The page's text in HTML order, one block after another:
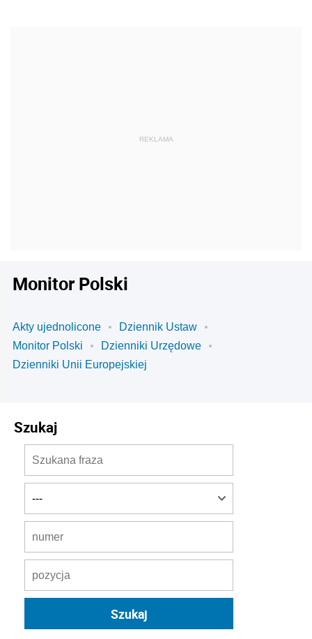
Monitor Polski
Akty ujednolicone
Dziennik Ustaw
Monitor Polski
Dzienniki Urzędowe
Dzienniki Unii Europejskiej
Szukaj